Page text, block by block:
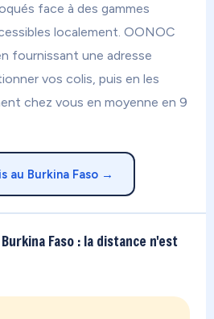
face à des gammes
localement. OONOC
fournissant une adresse
vos colis, puis en les
chez vous en moyenne en 9
au Burkina Faso →
Faso : la distance n'est